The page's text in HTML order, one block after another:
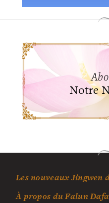
Notre
Les nouveaux Jingwen
À propos du Falun Dafa